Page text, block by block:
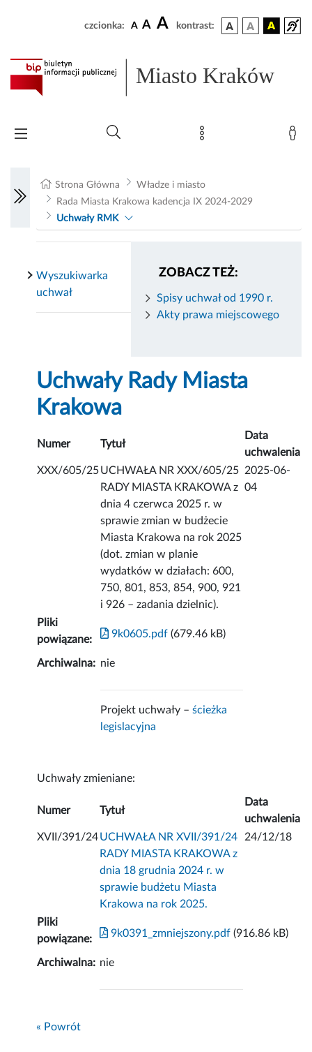
czcionka: A A A kontrast:
Miasto Kraków
Strona Główna
Władze i miasto
Rada Miasta Krakowa kadencja IX 2024-2029
Uchwały RMK
ZOBACZ TEŻ:
Spisy uchwał od 1990 r.
Akty prawa miejscowego
Wyszukiwarka
uchwał
Uchwały Rady Miasta
Krakowa
Numer Tytuł
Data
uchwalenia
XXX/605/25UCHWAŁA NR XXX/605/25
RADY MIASTA KRAKOWA z
dnia 4 czerwca 2025 r. w
sprawie zmian w budżecie
Miasta Krakowa na rok 2025
(dot. zmian w planie
wydatków w działach: 600,
750, 801, 853, 854, 900, 921
i 926 – zadania dzielnic).
2025-06-
04
Pliki
powiązane:
9k0605.pdf (679.46 kB)
Archiwalna: nie
Projekt uchwały –ścieżka
legislacyjna
Uchwały zmieniane:
Numer Tytuł
Data
uchwalenia
XVII/391/24UCHWAŁA NR XVII/391/24
RADY MIASTA KRAKOWA z
dnia 18 grudnia 2024 r. w
sprawie budżetu Miasta
Krakowa na rok 2025.
24/12/18
Pliki
powiązane:
9k0391_zmniejszony.pdf (916.86 kB)
Archiwalna: nie
« Powrót